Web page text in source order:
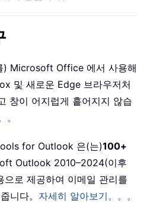
) Microsoft Office 에서 사용해
및 새로운 Edge 브라우저처
창이 어지럽게 흩어지지 않습
for Outlook 은(는)100+
Outlook 2010–2024(이후
로 제공하여 이메일 관리를
니다。 자세히 알아보기。。。